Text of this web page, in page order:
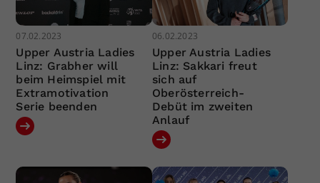
07.02.2023
Upper Austria Ladies
Linz: Grabher will
beim Heimspiel mit
Extramotivation
Serie beenden
06.02.2023
Upper Austria Ladies
Linz: Sakkari freut
sich auf
Oberösterreich-
Debüt im zweiten
Anlauf